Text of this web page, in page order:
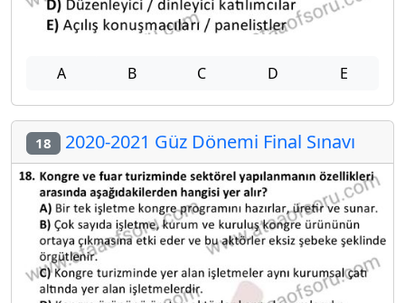
A B C D E
18 2020-2021 Güz Dönemi Final Sınavı